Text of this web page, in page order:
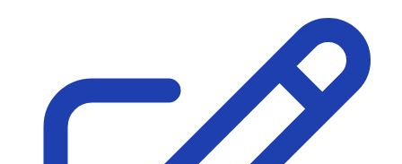
Проєкт "Жестова мова для поліцейських"
На допомогу військовим
Медична термінологія жестовою мовою